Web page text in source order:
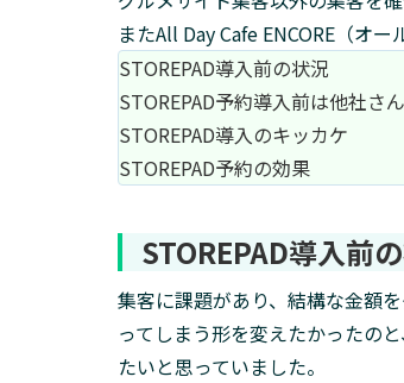
またAll Day Cafe ENCORE（オ
STOREPAD導入前の状況
STOREPAD予約導入前は他社さ
STOREPAD導入のキッカケ
STOREPAD予約の効果
STOREPAD導入前
集客に課題があり、結構な金額
ってしまう形を変えたかったの
たいと思っていました。